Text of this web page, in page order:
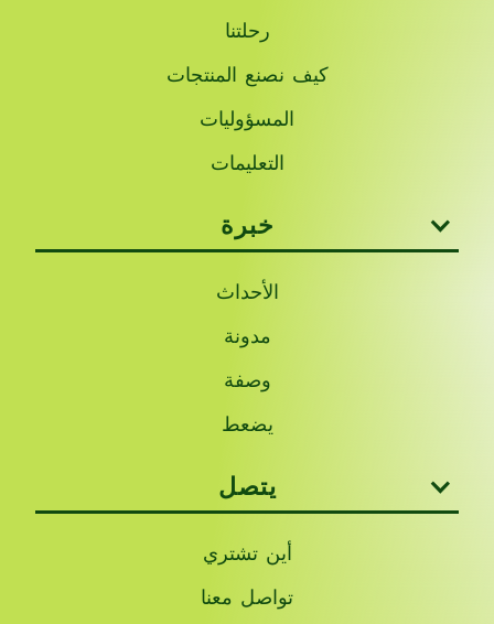
رحلتنا
كيف نصنع المنتجات
المسؤوليات
التعليمات
خبرة
الأحداث
مدونة
وصفة
يضعط
يتصل
أين تشتري
تواصل معنا